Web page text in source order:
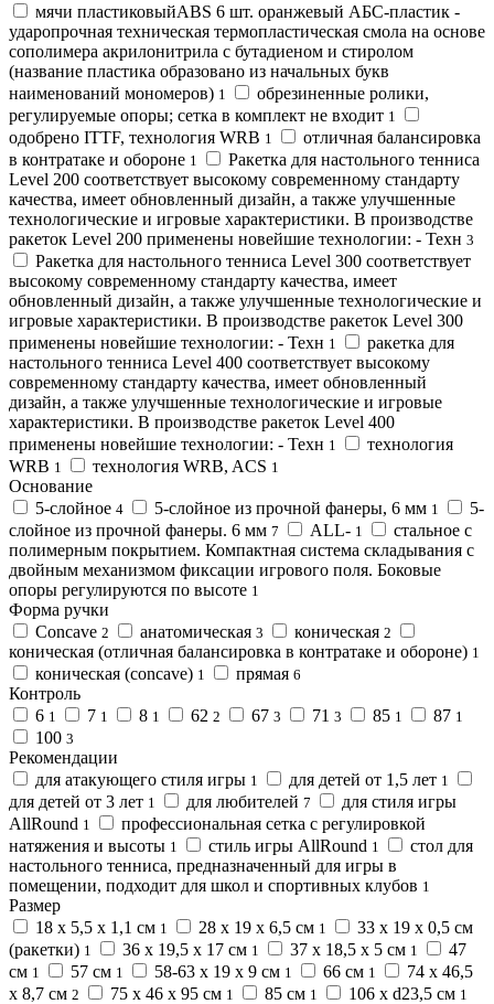
мячи пластиковыйABS 6 шт. оранжевый АБС-пластик -
ударопрочная техническая термопластическая смола на основе
сополимера акрилонитрила с бутадиеном и стиролом
(название пластика образовано из начальных букв
наименований мономеров) 1
обрезиненные ролики,
регулируемые опоры; сетка в комплект не входит 1
одобрено ITTF, технология WRB 1
отличная балансировка
в контратаке и обороне 1
Ракетка для настольного тенниса
Level 200 соответствует высокому современному стандарту
качества, имеет обновленный дизайн, а также улучшенные
технологические и игровые характеристики. В производстве
ракеток Level 200 применены новейшие технологии: - Техн 3
Ракетка для настольного тенниса Level 300 соответствует
высокому современному стандарту качества, имеет
обновленный дизайн, а также улучшенные технологические и
игровые характеристики. В производстве ракеток Level 300
применены новейшие технологии: - Техн 1
ракетка для
настольного тенниса Level 400 соответствует высокому
современному стандарту качества, имеет обновленный
дизайн, а также улучшенные технологические и игровые
характеристики. В производстве ракеток Level 400
применены новейшие технологии: - Техн 1
технология
WRB 1 технология WRB, ACS 1
Основание
5-слойное 4 5-слойное из прочной фанеры, 6 мм 1
5-
слойное из прочной фанеры. 6 мм 7 ALL- 1
стальное с
полимерным покрытием. Компактная система складывания с
двойным механизмом фиксации игрового поля. Боковые
опоры регулируются по высоте 1
Форма ручки
Concave 2 анатомическая 3 коническая 2
коническая (отличная балансировка в контратаке и обороне) 1
коническая (сoncave) 1 прямая 6
Контроль
6 1 7 1 8 1 62 2 67 3 71 3 85 1 87 1
100 3
Рекомендации
для атакующего стиля игры 1 для детей от 1,5 лет 1
для детей от 3 лет 1 для любителей 7
для стиля игры
AllRound 1
профессиональная сетка с регулировкой
натяжения и высоты 1 стиль игры AllRound 1
стол для
настольного тенниса, предназначенный для игры в
помещении, подходит для школ и спортивных клубов 1
Размер
18 x 5,5 x 1,1 см 1 28 x 19 x 6,5 см 1
33 x 19 x 0,5 см
(ракетки) 1 36 х 19,5 х 17 см 1 37 х 18,5 х 5 см 1
47
см 1 57 см 1 58-63 х 19 х 9 см 1 66 см 1
74 х 46,5
х 8,7 см 2 75 х 46 х 95 см 1 85 см 1 106 х d23,5 см 1